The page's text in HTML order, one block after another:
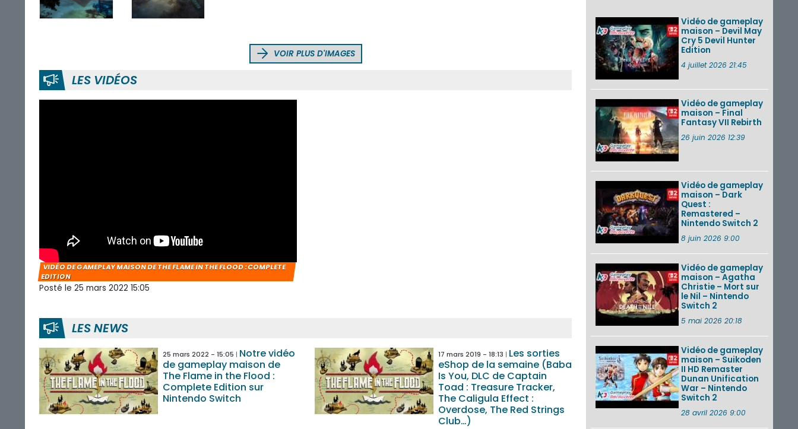
VOIR PLUS D'IMAGES
LES VIDÉOS
VIDÉO DE GAMEPLAY MAISON DE THE FLAME IN THE FLOOD : COMPLETE
EDITION
Posté le 25 mars 2022 15:05
LES NEWS
25 mars 2022 - 15:05
Notre vidéo
de gameplay maison de
The Flame in the Flood :
Complete Edition sur
Nintendo Switch
17 mars 2019 - 18:13
Les sorties
eShop de la semaine (Baba
Is You, DLC de Captain
Toad : Treasure Tracker,
The Caligula Effect :
Overdose, The Red Strings
Club…)
Edit...
Une édition
physique japonaise
de Stray Children
sur Nintendo Switch
décembre ...
Nintendo Music :
des musiques de
cinq jeux Virtual Boy
et de nouveaux
VOIR PLUS DE NEWS
Vidéo de gameplay
maison – Devil May
Cry 5 Devil Hunter
Edition
4 juillet 2026 21:45
Vidéo de gameplay
maison – Final
Fantasy VII Rebirth
26 juin 2026 12:39
Vidéo de gameplay
maison – Dark
Quest :
Remastered –
Nintendo Switch 2
8 juin 2026 9:00
Vidéo de gameplay
maison – Agatha
Christie – Mort sur
le Nil – Nintendo
Switch 2
5 mai 2026 20:18
Vidéo de gameplay
maison – Suikoden
II HD Remaster
Dunan Unification
War – Nintendo
Switch 2
28 avril 2026 9:00